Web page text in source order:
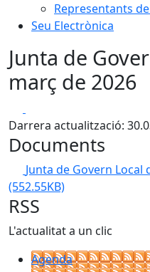
Representants
Seu Electrònica
Junta de
març de 2026
Darrera actualització:
Documents
Junta de Govern Local
(552.55KB)
RSS
L'actualitat a un clic
Agenda